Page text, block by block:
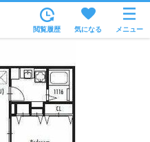
から
相場から
通学時間から
閲覧履歴 気になる メニュー